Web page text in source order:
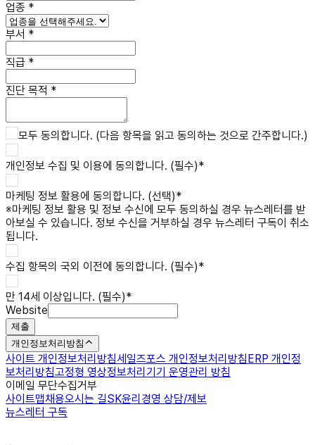
업종 *
부서 *
직급 *
진단 목적 *
모두 동의합니다. (다음 항목을 읽고 동의하는 것으로 간주합니다.)
개인정보 수집 및 이용에 동의합니다. (필수)*
마케팅 정보 활용에 동의합니다. (선택)*
※마케팅 정보 활용 및 정보 수신에 모두 동의하실 경우 뉴스레터를 받
아보실 수 있습니다. 정보 수신을 거부하실 경우 뉴스레터 구독이 취소
됩니다.
수집 항목의 국외 이전에 동의합니다. (필수)*
만 14세 이상입니다. (필수)*
Website
제출
개인정보처리방침
사이트 개인정보처리방침세일즈포스 개인정보처리방침 ERP 개인정
보처리방침고정형 영상정보처리기기 운영관리 방침
이메일 무단수집거부
사이트맵채용오시는 길SK윤리경영 상담/제보
뉴스레터 구독